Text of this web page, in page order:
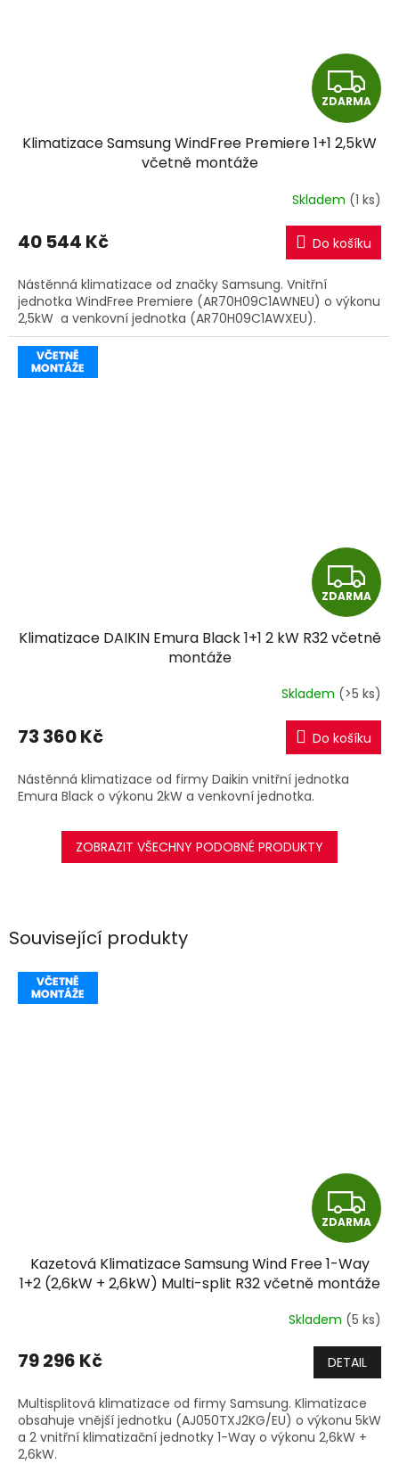
Související produkty
Z
D
A
R
M
A
ZDARMA
Kazetová Klimatizace Samsung Wind Free 1-Way
1+2 (2,6kW + 2,6kW) Multi-split R32 včetně montáže
Skladem (5 ks)
79 296 Kč DETAIL
Multisplitová klimatizace od firmy Samsung. Klimatizace
obsahuje vnější jednotku (AJ050TXJ2KG/EU) o výkonu 5kW
a 2 vnitřní klimatizační jednotky 1-Way o výkonu 2,6kW +
2,6kW.
Z
D
A
R
M
A
ZDARMA
Klimatizace Samsung WindFree Premiere 1+1 2,5kW
včetně montáže
Skladem (1 ks)
40 544 Kč Do košíku
Nástěnná klimatizace od značky Samsung. Vnitřní
jednotka WindFree Premiere (AR70H09C1AWNEU) o výkonu
2,5kW a venkovní jednotka (AR70H09C1AWXEU).
Z
D
A
R
M
A
ZDARMA
Klimatizace DAIKIN Emura Black 1+1 2 kW R32 včetně
montáže
Skladem (>5 ks)
73 360 Kč Do košíku
Nástěnná klimatizace od firmy Daikin vnitřní jednotka
Emura Black o výkonu 2kW a venkovní jednotka.
ZOBRAZIT VŠECHNY PODOBNÉ PRODUKTY